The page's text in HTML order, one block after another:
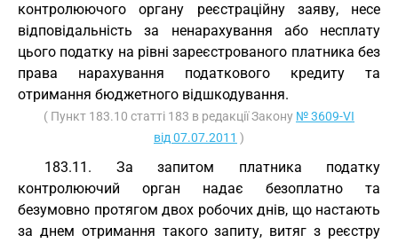
контролюючого органу реєстраційну заяву, несе
відповідальність за ненарахування або несплату
цього податку на рівні зареєстрованого платника без
права нарахування податкового кредиту та
отримання бюджетного відшкодування.
( Пункт 183.10 статті 183 в редакції Закону № 3609-VI
від 07.07.2011 )
183.11. За запитом платника податку
контролюючий орган надає безоплатно та
безумовно протягом двох робочих днів, що настають
за днем отримання такого запиту, витяг з реєстру